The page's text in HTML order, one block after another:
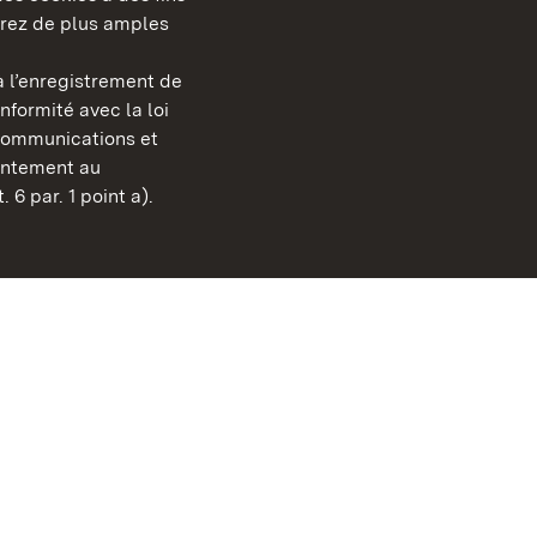
de plus amples
l’enregistrement de
avec la loi
et
au
6 par. 1 point a).
Explications sur